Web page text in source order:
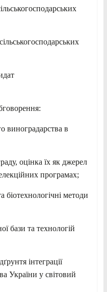
виноградарства в
оцінка їх як джерел
програмах;
біотехнологічні методи
бази та технологій
інтеграції
України у світовий